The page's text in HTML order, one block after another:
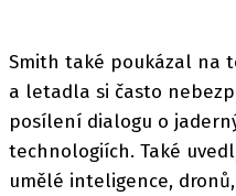
Smith také poukázal na
a letadla si často
posílení dialogu o
technologiích. Také
umělé inteligence,